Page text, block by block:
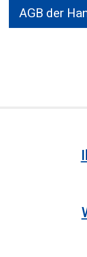
AGB der